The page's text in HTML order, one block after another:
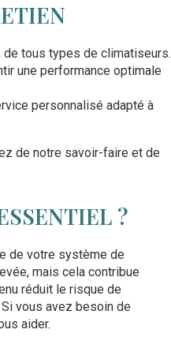
tous types de climatiseurs.
une performance optimale
personnalisé adapté à
de notre savoir-faire et de
?
de votre système de
mais cela contribue
réduit le risque de
vous avez besoin de
aider.